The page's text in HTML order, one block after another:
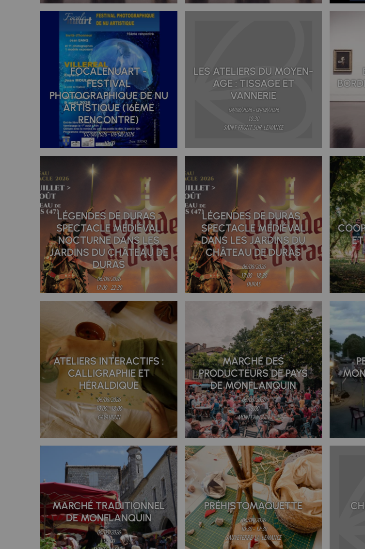
FOCALENUART -
FESTIVAL
PHOTOGRAPHIQUE DE NU
ARTISTIQUE (16ÈME
RENCONTRE)
01/08/2026 - 09/08/2026
10:00
LES ATELIERS DU MOYEN-
AGE : TISSAGE ET
VANNERIE
04/08/2026 - 06/08/2026
10:30
SAINT-FRONT-SUR-LEMANCE
LÉGENDES DE DURAS :
SPECTACLE MÉDIÉVAL
NOCTURNE DANS LES
JARDINS DU CHÂTEAU DE
DURAS
06/08/2026
17:00 - 22:30
LÉGENDES DE DURAS :
SPECTACLE MÉDIÉVAL
DANS LES JARDINS DU
CHÂTEAU DE DURAS
06/08/2026
17:00 - 18:30
DURAS
ATELIERS INTERACTIFS :
CALLIGRAPHIE ET
HÉRALDIQUE
06/08/2026
10:00 - 18:00
GAVAUDUN
MARCHÉ DES
PRODUCTEURS DE PAYS
DE MONFLANQUIN
06/08/2026
18:00
MONFLANQUIN
MARCHÉ TRADITIONNEL
DE MONFLANQUIN
06/08/2026
08:00
PRÉHISTOMAQUETTE
06/08/2026
10:30 - 12:30
SAUVETERRE-LA-LEMANCE